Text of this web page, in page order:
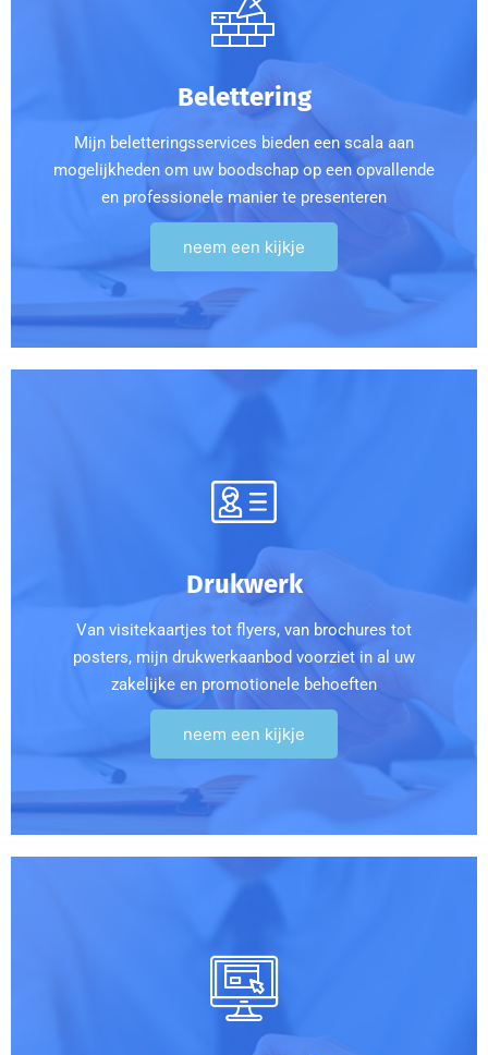
Belettering
Mijn beletteringsservices bieden een scala aan
mogelijkheden om uw boodschap op een opvallende
en professionele manier te presenteren
neem een kijkje
Drukwerk
Van visitekaartjes tot flyers, van brochures tot
posters, mijn drukwerkaanbod voorziet in al uw
zakelijke en promotionele behoeften
neem een kijkje